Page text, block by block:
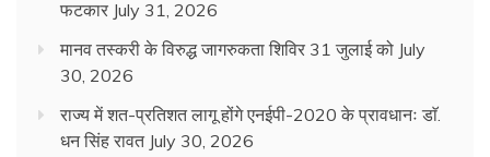
फटकार July 31, 2026
मानव तस्करी के विरुद्ध जागरुकता शिविर 31 जुलाई को July
30, 2026
राज्य में शत-प्रतिशत लागू होंगे एनईपी-2020 के प्रावधानः डाॅ.
धन सिंह रावत July 30, 2026